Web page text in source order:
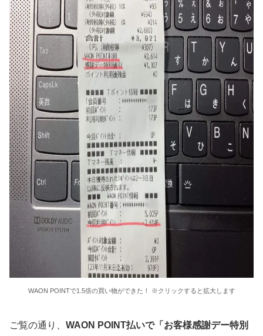
WAON POINTで1.5倍の買い物ができた！ ※クリックすると拡大します
ご覧の通り、 WAON POINT払いで「お客様感謝デー特別